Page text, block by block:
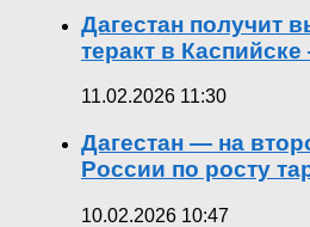
Дагестан получит
теракт в
11.02.2026 11:30
Дагестан — на
России по росту
10.02.2026 10:47